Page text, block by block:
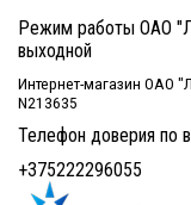
Режим работы ОАО
выходной
Интернет-магазин ОАО
N213635
Телефон доверия по
+375222296055